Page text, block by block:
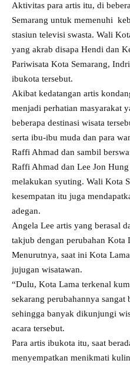
Aktivitas para artis itu, di
Semarang untuk memenuhi
stasiun televisi swasta. Wali
yang akrab disapa Hendi dan
Pariwisata Kota Semarang,
ibukota tersebut.
Akibat kedatangan artis
menjadi perhatian masyarakat
beberapa destinasi wisata
serta ibu-ibu muda dan para
Raffi Ahmad dan sambil
Raffi Ahmad dan Lee Jon
melakukan syuting. Wali Kota
kesempatan itu juga
adegan.
Angela Lee artis yang berasal
takjub dengan perubahan Kota
Menurutnya, saat ini Kota
jujugan wisatawan.
“Dulu, Kota Lama terkenal
sekarang perubahannya sangat
sehingga banyak dikunjungi
acara tersebut.
Para artis ibukota itu, saat
menyempatkan menikmati